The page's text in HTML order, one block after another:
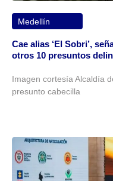
Medellín
Cae alias ‘El Sobri’,
otros 10 presuntos
Imagen cortesía Alcaldía
presunto cabecilla